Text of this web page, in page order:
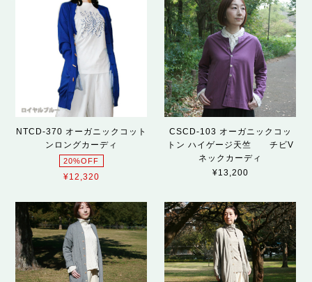
NTCD-370 オーガニックコット
ンロングカーディ
20%OFF
¥12,320
CSCD-103 オーガニックコッ
トン ハイゲージ天竺 チビV
ネックカーディ
¥13,200